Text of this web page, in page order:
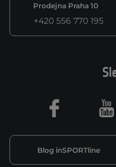
Prodejna Praha 10
+420 556 770 195
Blog inSPORTline
Facebook